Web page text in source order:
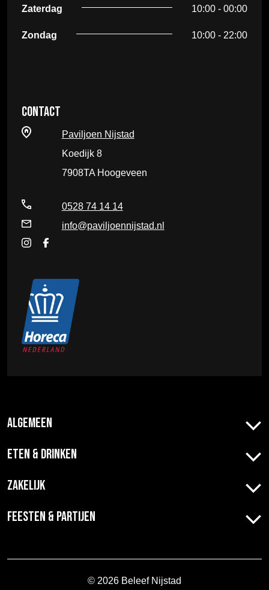
Zaterdag 10:00 - 00:00
Zondag 10:00 - 22:00
Contact
Paviljoen Nijstad
Koedijk 8
7908TA Hoogeveen
0528 74 14 14
info@paviljoennijstad.nl
Algemeen
Eten & Drinken
Zakelijk
Feesten & Partijen
© 2026 Beleef Nijstad